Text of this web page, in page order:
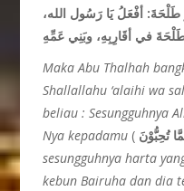
طَلْحَةَ: أفْعَلُ يَا رَسُول الله،
في أقَارِبِهِ، وبَنِي عَمِّهِ
Maka Abu Thalhah
Shallallahu ‘alaihi wa
beliau : Sesungguhnya
Nya kepadamu (
sesungguhnya harta
kebun Bairuha dan dia